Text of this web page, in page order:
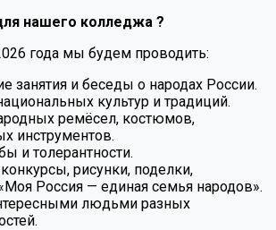
нашего колледжа ?
года мы будем проводить:
занятия и беседы о народах России.
культур и традиций.
ремёсел, костюмов,
инструментов.
и толерантности.
рисунки, поделки,
Россия — единая семья народов».
людьми разных